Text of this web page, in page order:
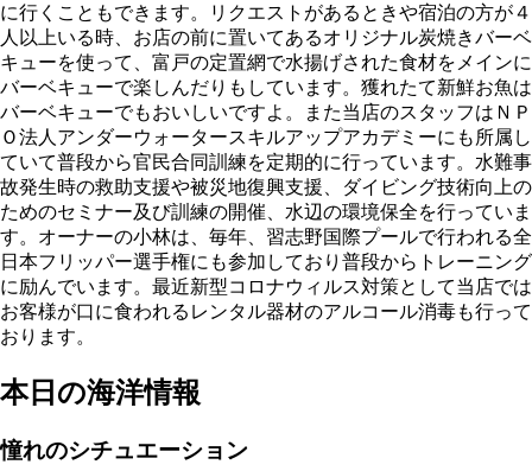
に行くこともできます。リクエストがあるときや宿泊の方が４
人以上いる時、お店の前に置いてあるオリジナル炭焼きバーベ
キューを使って、富戸の定置網で水揚げされた食材をメインに
バーベキューで楽しんだりもしています。獲れたて新鮮お魚は
バーベキューでもおいしいですよ。また当店のスタッフはＮＰ
Ｏ法人アンダーウォータースキルアップアカデミーにも所属し
ていて普段から官民合同訓練を定期的に行っています。水難事
故発生時の救助支援や被災地復興支援、ダイビング技術向上の
ためのセミナー及び訓練の開催、水辺の環境保全を行っていま
す。オーナーの小林は、毎年、習志野国際プールで行われる全
日本フリッパー選手権にも参加しており普段からトレーニング
に励んでいます。最近新型コロナウィルス対策として当店では
お客様が口に食われるレンタル器材のアルコール消毒も行って
おります。
本日の海洋情報
憧れのシチュエーション